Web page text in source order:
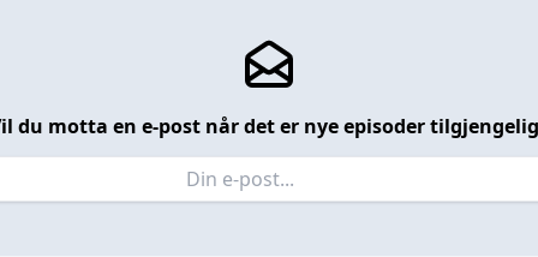
du motta en e-post når det er nye episoder